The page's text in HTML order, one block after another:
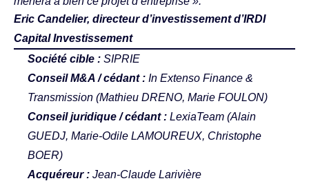
Eric Candelier, directeur d’investissement d’IRDI
Capital Investissement
Société cible : SIPRIE
Conseil M&A / cédant : In Extenso Finance &
Transmission (Mathieu DRENO, Marie FOULON)
Conseil juridique / cédant : LexiaTeam (Alain
GUEDJ, Marie-Odile LAMOUREUX, Christophe
BOER)
Acquéreur : Jean-Claude Larivière